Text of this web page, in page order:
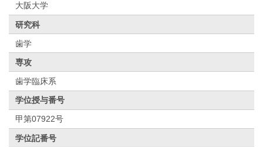
大阪大学
研究科
歯学
専攻
歯学臨床系
学位授与番号
甲第07922号
学位記番号